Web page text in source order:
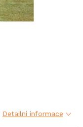
Detailní informace